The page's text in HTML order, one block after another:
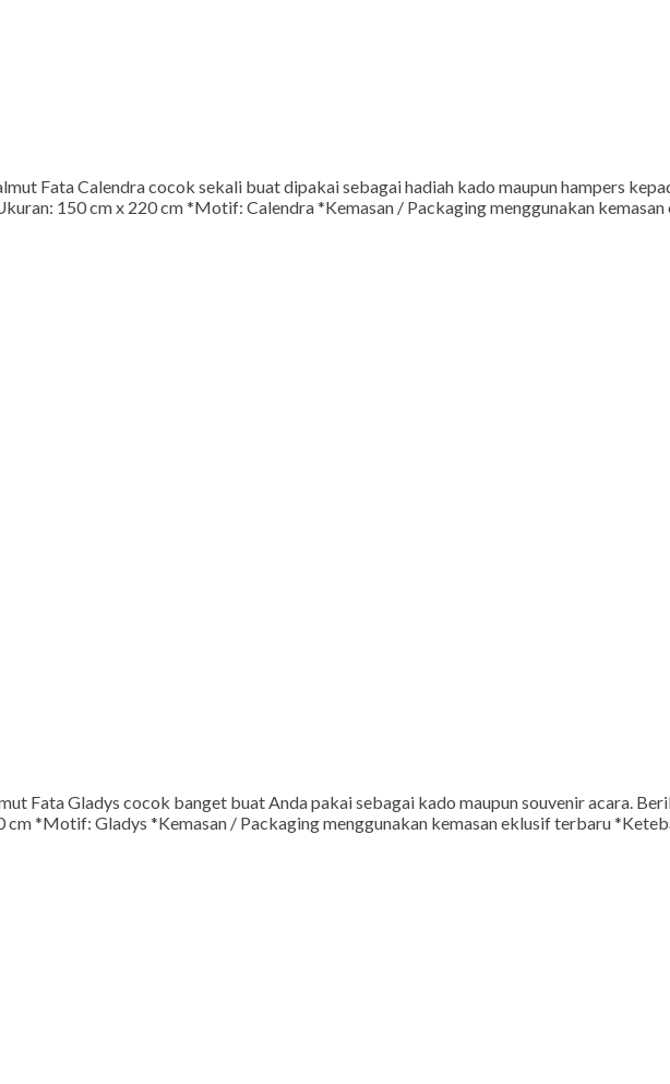
Fata Calendra cocok sekali buat dipakai sebagai hadiah kado maupun hampers
150 cm x 220 cm *Motif: Calendra *Kemasan / Packaging menggunakan
Fata Gladys cocok banget buat Anda pakai sebagai kado maupun souvenir acara.
cm *Motif: Gladys *Kemasan / Packaging menggunakan kemasan eklusif terbaru